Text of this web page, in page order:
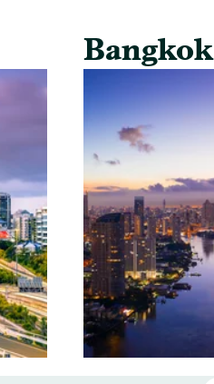
Bangkok